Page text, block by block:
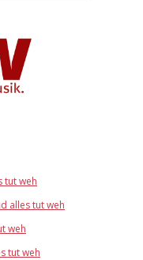
tut weh
alles tut weh
weh
tut weh